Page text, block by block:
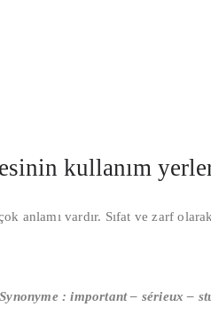
kullanım
anlamı vardır. Sıfat ve zarf
Synonyme : important – sérieux –